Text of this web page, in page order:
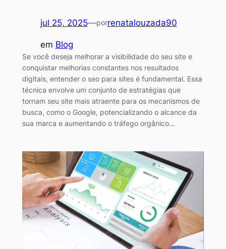
jul 25, 2025—porrenatalouzada90
em Blog
Se você deseja melhorar a visibilidade do seu site e
conquistar melhorias constantes nos resultados
digitais, entender o seo para sites é fundamental. Essa
técnica envolve um conjunto de estratégias que
tornam seu site mais atraente para os mecanismos de
busca, como o Google, potencializando o alcance da
sua marca e aumentando o tráfego orgânico…